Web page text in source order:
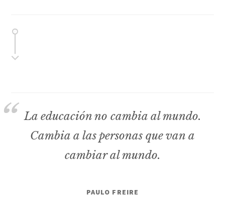
La educación no cambia al mundo.
Cambia a las personas que van a
cambiar al mundo.
PAULO FREIRE